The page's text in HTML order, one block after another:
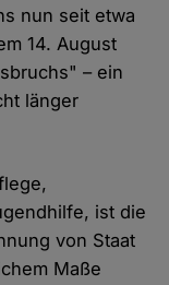
nun seit etwa
14. August
– ein
länger
ist die
von Staat
Maße